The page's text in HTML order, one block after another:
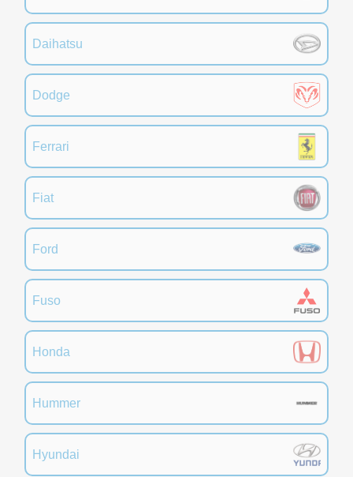
Daihatsu
Dodge
Ferrari
Fiat
Ford
Fuso
Honda
Hummer
Hyundai